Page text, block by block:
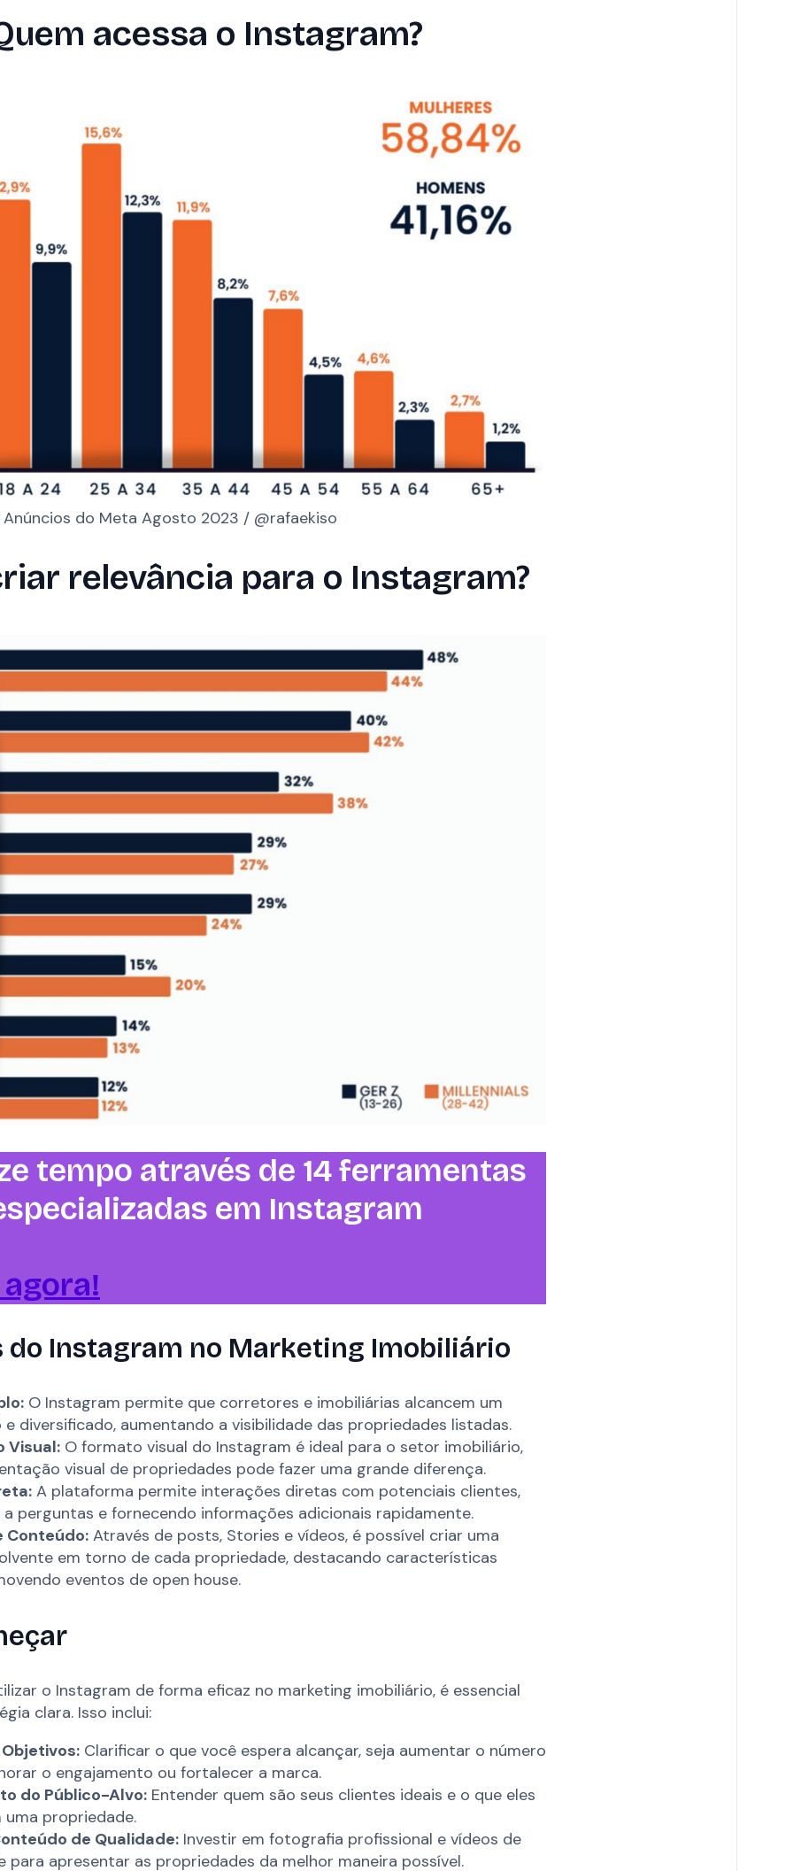
acessa o Instagram?
Anúncios do Meta Agosto 2023 / @rafaekiso
relevância para o Instagram?
tempo através de 14 ferramentas
em Instagram
do Instagram no Marketing Imobiliário
O Instagram permite que corretores e imobiliárias alcancem um
diversificado, aumentando a visibilidade das propriedades listadas.
Visual: O formato visual do Instagram é ideal para o setor imobiliário,
visual de propriedades pode fazer uma grande diferença.
A plataforma permite interações diretas com potenciais clientes,
perguntas e fornecendo informações adicionais rapidamente.
Conteúdo: Através de posts, Stories e vídeos, é possível criar uma
em torno de cada propriedade, destacando características
eventos de open house.
o Instagram de forma eficaz no marketing imobiliário, é essencial
clara. Isso inclui:
Clarificar o que você espera alcançar, seja aumentar o número
o engajamento ou fortalecer a marca.
do Público-Alvo: Entender quem são seus clientes ideais e o que eles
propriedade.
de Qualidade: Investir em fotografia profissional e vídeos de
para apresentar as propriedades da melhor maneira possível.